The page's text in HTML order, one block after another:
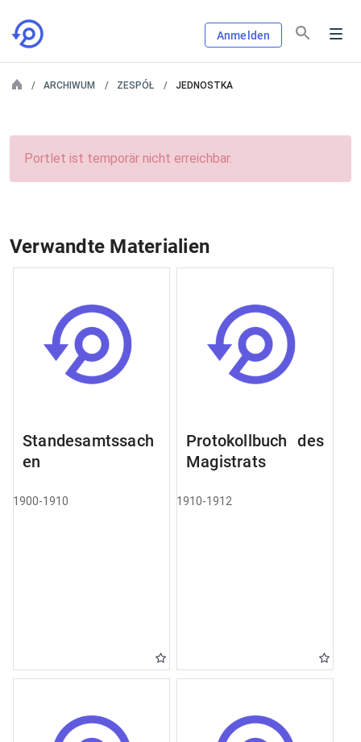
Anmelden
ARCHIWUM ZESPÓŁ JEDNOSTKA
Portlet ist temporär nicht erreichbar.
Verwandte Materialien
Standesamtssach
en
1900-1910
Protokollbuch des
Magistrats
1910-1912